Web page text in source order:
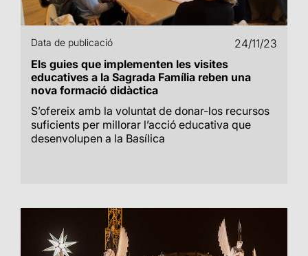
Data de publicació
24/11/23
Els guies que implementen les visites
educatives a la Sagrada Família reben una
nova formació didàctica
S’ofereix amb la voluntat de donar-los recursos
suficients per millorar l’acció educativa que
desenvolupen a la Basílica